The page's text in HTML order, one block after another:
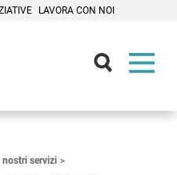
LAVORA CON NOI
I nostri servizi